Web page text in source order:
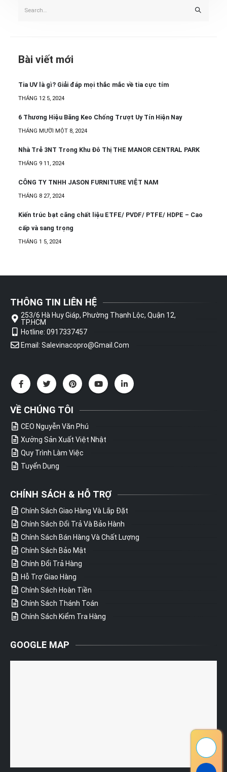
Bài viết mới
Tia UV là gì? Giải đáp mọi thắc mắc về tia cực tím
THÁNG 12 5, 2024
6 Thương Hiệu Băng Keo Chống Trượt Uy Tín Hiện Nay
THÁNG MƯỜI MỘT 8, 2024
Nhà Trẻ 3NT Trong Khu Đô Thị THE MANOR CENTRAL PARK
THÁNG 9 11, 2024
CÔNG TY TNHH JASON FURNITURE VIỆT NAM
THÁNG 8 27, 2024
Kiến trúc bạt căng chất liệu ETFE/ PVDF/ PTFE/ HDPE – Cao
cấp và sang trọng
THÁNG 1 5, 2024
THÔNG TIN LIÊN HỆ
253/6 Hà Huy Giáp, Phường Thạnh Lộc, Quận 12,
TP.HCM
Hotline: 0917337457
Email: Salevinacopro@gmail.com
VỀ CHÚNG TÔI
CEO Nguyễn Văn Phú
Xưởng Sản Xuất Việt Nhật
Quy Trình Làm Việc
Tuyển Dụng
CHÍNH SÁCH & HỖ TRỢ
Chính Sách Giao Hàng Và Lắp Đặt
Chính Sách Đổi Trả Và Bảo Hành
Chính Sách Bán Hàng Và Chất Lượng
Chính Sách Bảo Mật
Chính Đổi Trả Hàng
Hỗ Trợ Giao Hàng
Chính Sách Hoàn Tiền
Chính Sách Thánh Toán
Chính Sách Kiểm Tra Hàng
GOOGLE MAP